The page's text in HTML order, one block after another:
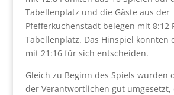
Tabellenplatz und die Gäste aus der
Pfefferkuchenstadt belegen mit 8:12
Tabellenplatz. Das Hinspiel konnten
mit 21:16 für sich entscheiden.
Gleich zu Beginn des Spiels wurden
der Verantwortlichen gut umgesetzt,